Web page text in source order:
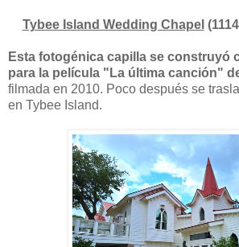
Tybee Island Wedding Chapel
Esta fotogénica capilla se construyó
para la película "La última canción"
filmada en 2010. Poco después se
en Tybee Island.